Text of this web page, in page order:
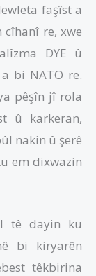
faşîst a
re, xwe
DYE û
bi NATO re.
pêşîn jî rola
û karkeran,
nakin û şerê
em dixwazin
tê dayin ku
bi kiryarên
têkbirina